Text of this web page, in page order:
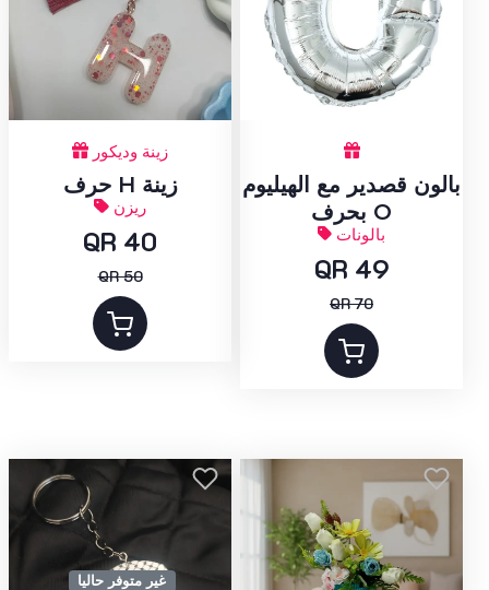
زينة وديكور
حرف H زينة
ريزن
QR 40
QR 50
بالون قصدير مع الهيليوم
بحرف O
بالونات
QR 49
QR 70
غير متوفر حاليا